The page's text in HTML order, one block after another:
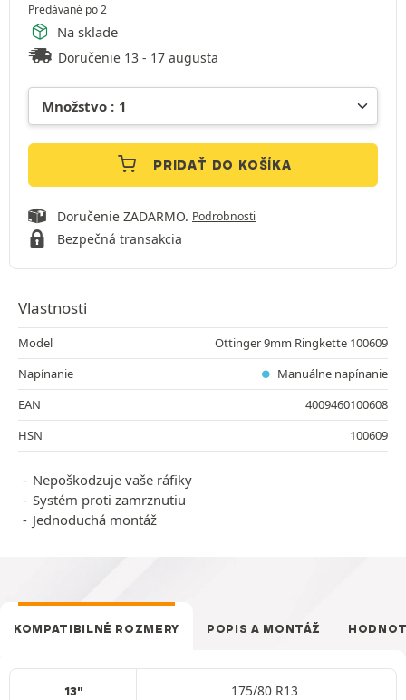
Predávané po 2
Na sklade
Doručenie 13 - 17 augusta
PRIDAŤ DO KOŠÍKA
Doručenie ZADARMO. Podrobnosti
Bezpečná transakcia
Vlastnosti
Model
Ottinger 9mm Ringkette 100609
Napínanie
Manuálne napínanie
EAN
4009460100608
HSN
100609
Nepoškodzuje vaše ráfiky
Systém proti zamrznutiu
Jednoduchá montáž
KOMPATIBILNÉ ROZMERY POPIS A MONTÁŽ
13"
175/80 R13